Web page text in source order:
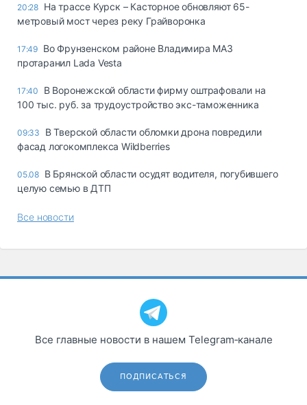
20:28 На трассе Курск – Касторное обновляют 65-
метровый мост через реку Грайворонка
17:49 Во Фрунзенском районе Владимира МАЗ
протаранил Lada Vesta
17:40
В Воронежской области фирму оштрафовали на
100 тыс. руб. за трудоустройство экс-таможенника
09:33
В Тверской области обломки дрона повредили
фасад логокомплекса Wildberries
05.08 В Брянской области осудят водителя, погубившего
целую семью в ДТП
Все новости
Все главные новости в нашем Telegram‑канале
ПОДПИСАТЬСЯ